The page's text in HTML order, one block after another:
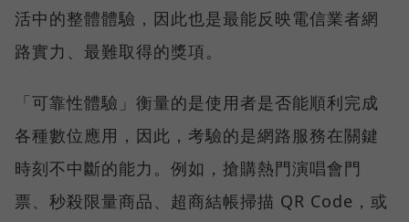
活中的整體體驗，因此也是最能反映電信業者網
路實力、最難取得的獎項。
「可靠性體驗」衡量的是使用者是否能順利完成
各種數位應用，因此，考驗的是網路服務在關鍵
時刻不中斷的能力。例如，搶購熱門演唱會門
票、秒殺限量商品、超商結帳掃描 QR Code，或